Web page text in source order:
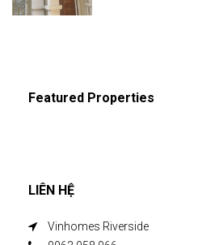
Featured Properties
LIÊN HỆ
Vinhomes Riverside